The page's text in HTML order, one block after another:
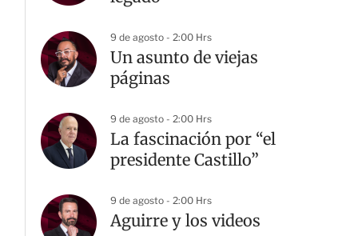
9 de agosto - 2:00 Hrs
Un asunto de viejas
páginas
9 de agosto - 2:00 Hrs
La fascinación por “el
presidente Castillo”
9 de agosto - 2:00 Hrs
Aguirre y los videos